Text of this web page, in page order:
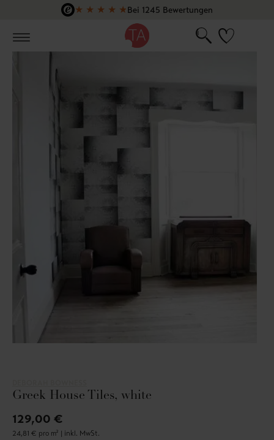
Zum Hauptinhalt springen
★ ★ ★ ★ ★Bei 1245 Bewertungen
Greek House Tiles, white
129,00 €
24,81 € pro m² | inkl. MwSt.